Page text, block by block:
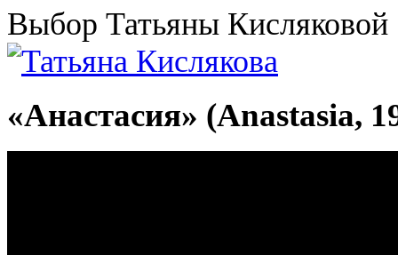
Выбор Татьяны Кисляковой
«Анастасия» (Anastasia,